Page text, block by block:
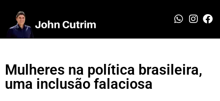
Mulheres na política brasileira,
uma inclusão falaciosa